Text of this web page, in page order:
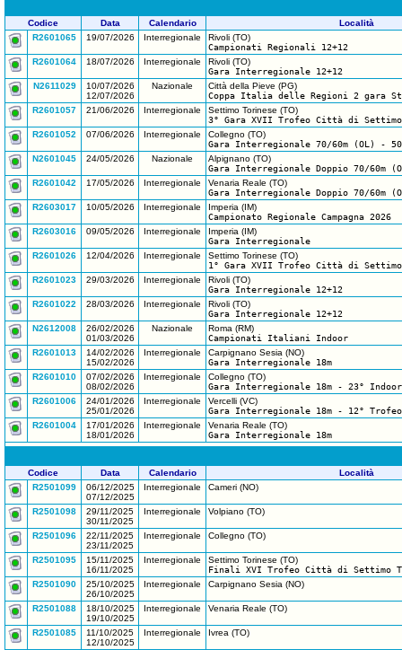
Codice Data Calendario
Località
R2601065
19/07/2026 Interregionale
Rivoli (TO)
Campionati Regionali 12+12
R2601064
18/07/2026 Interregionale
Rivoli (TO)
Gara Interregionale 12+12
N2611029
10/07/2026
12/07/2026
Nazionale
Città della Pieve (PG)
Coppa Italia delle Regioni 2 gara
R2601057
21/06/2026 Interregionale
Settimo Torinese (TO)
3° Gara XVII Trofeo Città di
R2601052
07/06/2026 Interregionale
Collegno (TO)
Gara Interregionale 70/60m (OL) -
N2601045
24/05/2026 Nazionale
Alpignano (TO)
Gara Interregionale Doppio 70/60m
R2601042
17/05/2026 Interregionale
Venaria Reale (TO)
Gara Interregionale Doppio 70/60m
R2603017
10/05/2026 Interregionale
Imperia (IM)
Campionato Regionale Campagna 2026
R2603016
09/05/2026 Interregionale
Imperia (IM)
Gara Interregionale
R2601026
12/04/2026 Interregionale
Settimo Torinese (TO)
1° Gara XVII Trofeo Città di
R2601023
29/03/2026 Interregionale
Rivoli (TO)
Gara Interregionale 12+12
R2601022
28/03/2026 Interregionale
Rivoli (TO)
Gara Interregionale 12+12
N2612008
26/02/2026
01/03/2026
Nazionale
Roma (RM)
Campionati Italiani Indoor
R2601013
14/02/2026
15/02/2026
Interregionale
Carpignano Sesia (NO)
Gara Interregionale 18m
R2601010
07/02/2026
08/02/2026
Interregionale
Collegno (TO)
Gara Interregionale 18m - 23°
R2601006
24/01/2026
25/01/2026
Interregionale
Vercelli (VC)
Gara Interregionale 18m - 12°
R2601004
17/01/2026
18/01/2026
Interregionale
Venaria Reale (TO)
Gara Interregionale 18m
Codice Data Calendario
Località
R2501099
06/12/2025
07/12/2025
Interregionale Cameri (NO)
R2501098
29/11/2025
30/11/2025
Interregionale Volpiano (TO)
R2501096
22/11/2025
23/11/2025
Interregionale Collegno (TO)
R2501095
15/11/2025
16/11/2025
Interregionale
Settimo Torinese (TO)
Finali XVI Trofeo Città di Settimo
R2501090
25/10/2025
26/10/2025
Interregionale Carpignano Sesia (NO)
R2501088
18/10/2025
19/10/2025
Interregionale Venaria Reale (TO)
R2501085
11/10/2025
12/10/2025
Interregionale Ivrea (TO)